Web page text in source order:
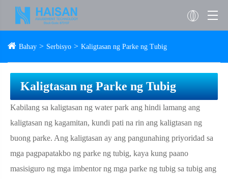
Bahay Serbisyo Kaligtasan ng Parke ng Tubig
Kaligtasan ng Parke ng Tubig
Kabilang sa kaligtasan ng water park ang hindi lamang ang
kaligtasan ng kagamitan, kundi pati na rin ang kaligtasan ng
buong parke. Ang kaligtasan ay ang pangunahing priyoridad sa
mga pagpapatakbo ng parke ng tubig, kaya kung paano
masisiguro ng mga imbentor ng mga parke ng tubig sa tubig ang